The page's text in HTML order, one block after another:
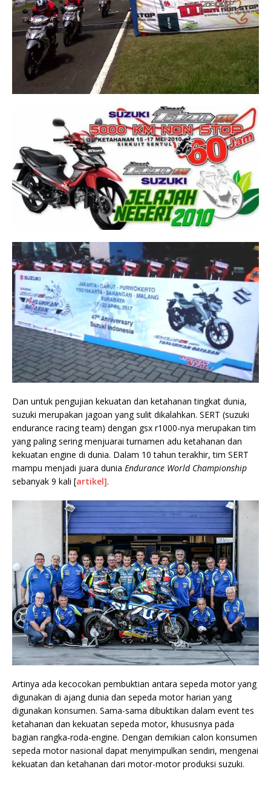
Dan untuk pengujian kekuatan dan ketahanan tingkat dunia,
suzuki merupakan jagoan yang sulit dikalahkan. SERT (suzuki
endurance racing team) dengan gsx r1000-nya merupakan tim
yang paling sering menjuarai turnamen adu ketahanan dan
kekuatan engine di dunia. Dalam 10 tahun terakhir, tim SERT
mampu menjadi juara dunia Endurance World Championship
sebanyak 9 kali [artikel].
Artinya ada kecocokan pembuktian antara sepeda motor yang
digunakan di ajang dunia dan sepeda motor harian yang
digunakan konsumen. Sama-sama dibuktikan dalam event tes
ketahanan dan kekuatan sepeda motor, khususnya pada
bagian rangka-roda-engine. Dengan demikian calon konsumen
sepeda motor nasional dapat menyimpulkan sendiri, mengenai
kekuatan dan ketahanan dari motor-motor produksi suzuki.